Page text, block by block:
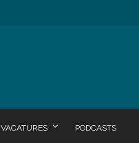
VACATURES PODCASTS